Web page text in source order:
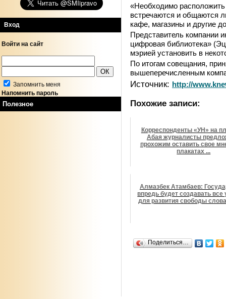
Вход
Войти на сайт
Запомнить меня
Напомнить пароль
Полезное
«Необходимо
встречаются и общаются
кафе, магазины и другие
Представитель компании
цифровая библиотека»
мэрией установить в
По итогам совещания,
вышеперечисленным
Источник: http://
Похожие записи:
Корреспонденты «УН» на
Абая журналисты
прохожим оставить свое
плакатах ...
Алмазбек Атамбаев:
впредь будет создавать все
для развития свободы
Поделиться…